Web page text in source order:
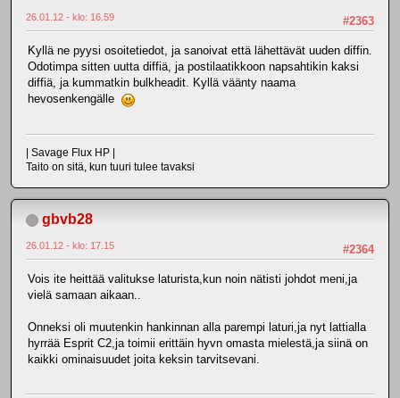
#2363
26.01.12 - klo: 16.59
Kyllä ne pyysi osoitetiedot, ja sanoivat että lähettävät uuden diffin.
Odotimpa sitten uutta diffiä, ja postilaatikkoon napsahtikin kaksi
diffiä, ja kummatkin bulkheadit. Kyllä väänty naama
hevosenkengälle
| Savage Flux HP |
Taito on sitä, kun tuuri tulee tavaksi
gbvb28
#2364
26.01.12 - klo: 17.15
Vois ite heittää valitukse laturista,kun noin nätisti johdot meni,ja
vielä samaan aikaan..
Onneksi oli muutenkin hankinnan alla parempi laturi,ja nyt lattialla
hyrrää Esprit C2,ja toimii erittäin hyvn omasta mielestä,ja siinä on
kaikki ominaisuudet joita keksin tarvitsevani.